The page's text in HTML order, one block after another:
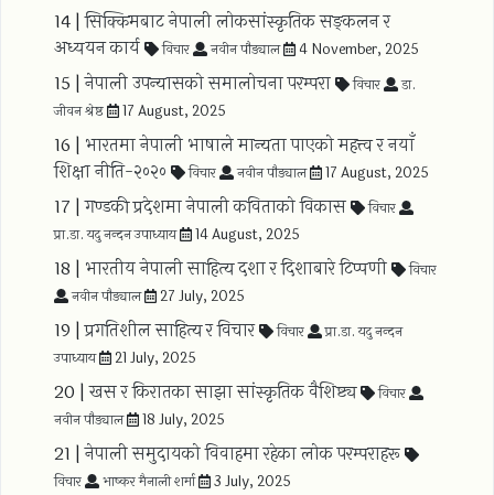
14 |सिक्किमबाट नेपाली लोकसांस्कृतिक सङ्कलन र
अध्ययन कार्य
विचार नवीन पौड्याल 4 November, 2025
15 |नेपाली उपन्यासको समालोचना परम्परा विचार
डा.
जीवन श्रेष्ठ
17 August, 2025
16 | भारतमा नेपाली भाषाले मान्यता पाएको महत्त्व र नयाँ
शिक्षा नीति-२०२०
विचार नवीन पौड्याल 17 August, 2025
17 |गण्डकी प्रदेशमा नेपाली कविताको विकास
विचार
प्रा.डा. यदु नन्दन उपाध्याय
14 August, 2025
18 | भारतीय नेपाली साहित्य दशा र दिशाबारे टिप्पणी
विचार
नवीन पौड्याल
27 July, 2025
19 |प्रगतिशील साहित्य र विचार विचार
प्रा.डा. यदु नन्दन
उपाध्याय
21 July, 2025
20 |खस र किरातका साझा सांस्कृतिक वैशिष्ट्य
विचार
नवीन पौड्याल
18 July, 2025
21 |नेपाली समुदायको विवाहमा रहेका लोक परम्पराहरू
विचार भाष्कर मैनाली शर्मा 3 July, 2025